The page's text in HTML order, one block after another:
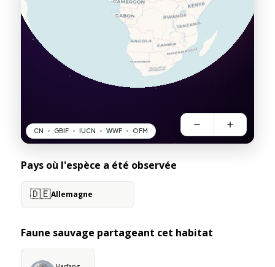
Pays où l'espèce a été observée
🇩🇪Allemagne
Faune sauvage partageant cet habitat